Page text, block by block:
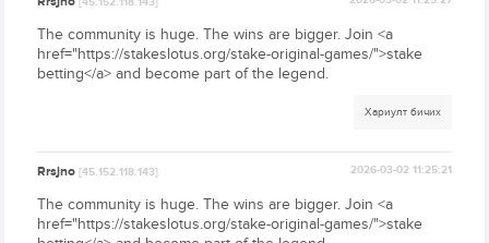
[45.152.118.143]
The community is huge. The wins are bigger. Join <a
href="https://stakeslotus.org/stake-original-games/">stake
betting</a> and become part of the legend.
Хариулт бичих
Rrsjno[45.152.118.143] 2026-03-02 11:25:21
The community is huge. The wins are bigger. Join <a
href="https://stakeslotus.org/stake-original-games/">stake